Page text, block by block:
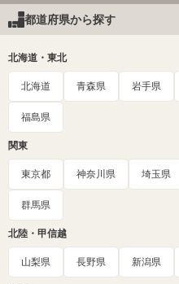
都道府県から探す
北海道・東北
北海道 青森県 岩手県
福島県
関東
東京都 神奈川県 埼玉県
群馬県
北陸・甲信越
山梨県 長野県 新潟県